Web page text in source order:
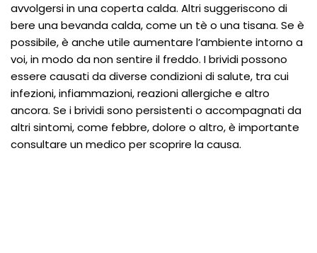
avvolgersi in una coperta calda. Altri suggeriscono di
bere una bevanda calda, come un tè o una tisana. Se è
possibile, è anche utile aumentare l’ambiente intorno a
voi, in modo da non sentire il freddo. I brividi possono
essere causati da diverse condizioni di salute, tra cui
infezioni, infiammazioni, reazioni allergiche e altro
ancora. Se i brividi sono persistenti o accompagnati da
altri sintomi, come febbre, dolore o altro, è importante
consultare un medico per scoprire la causa.